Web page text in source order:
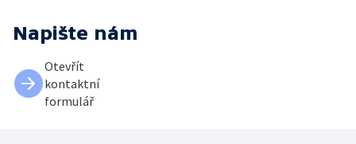
Napište nám
Otevřít
kontaktní
formulář